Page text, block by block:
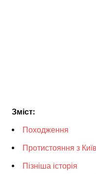
Зміст:
Походження
Протистояння з
Пізніша історія